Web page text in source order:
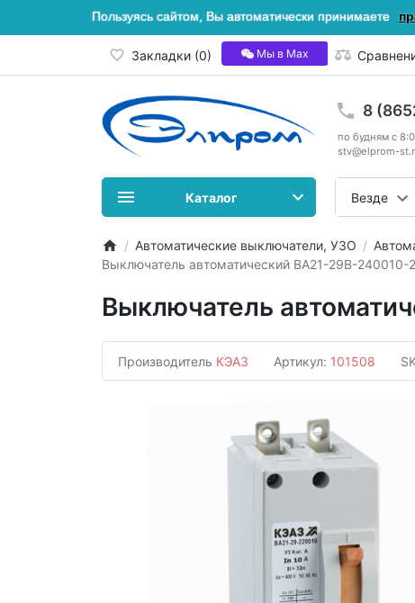
Пользуясь сайтом, Вы автоматически принимаете
Закладки (0) Мы в Мах
8
по будням с
stv@elprom-
Везде
Каталог
Автоматические выключатели, УЗО
Выключатель автоматический ВА21-29В-
Выключатель
Производитель КЭАЗ Артикул: 101508